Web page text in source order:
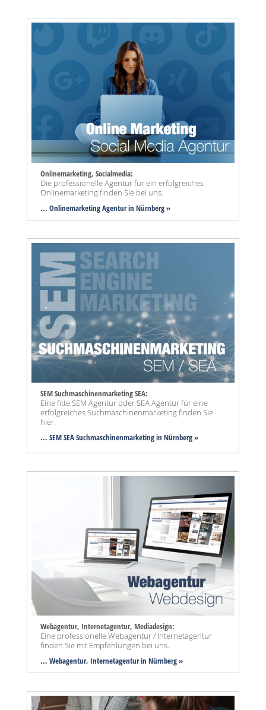
Onlinemarketing, Socialmedia:
Die professionelle Agentur für ein erfolgreiches
Onlinemarketing finden Sie bei uns.
... Onlinemarketing Agentur in Nürnberg »
SEM Suchmaschinenmarketing SEA:
Eine fitte SEM Agentur oder SEA Agentur für eine
erfolgreiches Suchmaschinenmarketing finden Sie
hier.
... SEM SEA Suchmaschinenmarketingin Nürnberg »
Webagentur, Internetagentur, Mediadesign:
Eine professionelle Webagentur / Internetagentur
finden Sie mit Empfehlungen bei uns.
... Webagentur, Internetagentur in Nürnberg »